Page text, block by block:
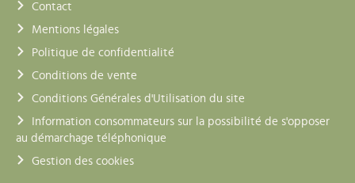
Contact
Mentions légales
Politique de confidentialité
Conditions de vente
Conditions Générales d'Utilisation du site
Information consommateurs sur la possibilité de s'opposer
au démarchage téléphonique
Gestion des cookies